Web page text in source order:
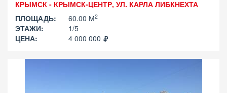
КРЫМСК - КРЫМСК-ЦЕНТР, УЛ. КАРЛА ЛИБКНЕХТА
ПЛОЩАДЬ:
60.00 М2
ЭТАЖИ:
1/5
ЦЕНА:
4 000 000